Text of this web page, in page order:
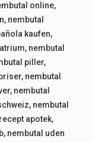
online,
, nembutal
kaufen,
, nembutal
piller,
, nembutal
, nembutal
, nembutal
apotek,
, nembutal uden